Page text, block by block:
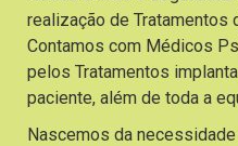
realização de Tratamentos
Contamos com Médicos
pelos Tratamentos
paciente, além de toda a
Nascemos da